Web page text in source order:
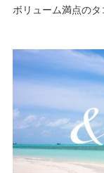
ボリューム満点のタ